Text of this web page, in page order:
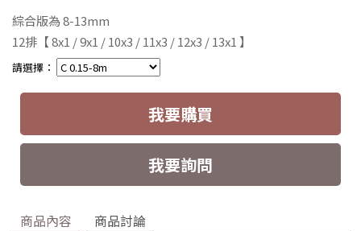
綜合版為 8-13mm
12排 【 8x1 / 9x1 / 10x3 / 11x3 / 12x3 / 13x1 】
請選擇：
我要購買
我要詢問
商品內容 商品討論